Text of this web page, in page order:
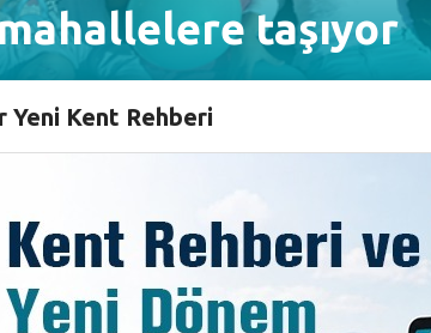
taşıyor
kadın ve çocukların
ve çocuklara dil öğrenme fırsatı
günü Çaylı Mahallesi’nde
Yeni Kent Rehberi